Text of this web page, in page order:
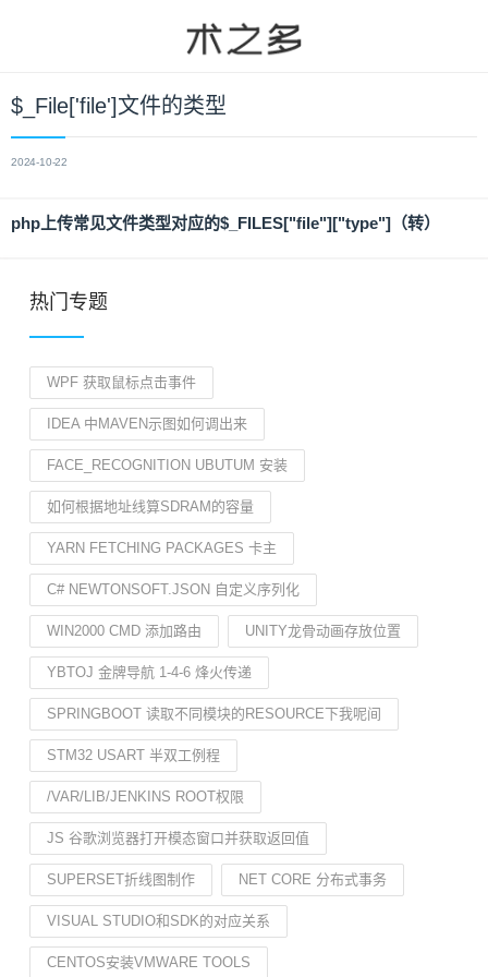
$_File['file']文件的类型
2024-10-22
php上传常见文件类型对应的$_FILES["file"]["type"]（转）
热门专题
WPF 获取鼠标点击事件
IDEA 中MAVEN示图如何调出来
FACE_RECOGNITION UBUTUM 安装
如何根据地址线算SDRAM的容量
YARN FETCHING PACKAGES 卡主
C# NEWTONSOFT.JSON 自定义序列化
WIN2000 CMD 添加路由 UNITY龙骨动画存放位置
YBTOJ 金牌导航 1-4-6 烽火传递
SPRINGBOOT 读取不同模块的RESOURCE下我呢间
STM32 USART 半双工例程
/VAR/LIB/JENKINS ROOT权限
JS 谷歌浏览器打开模态窗口并获取返回值
SUPERSET折线图制作 NET CORE 分布式事务
VISUAL STUDIO和SDK的对应关系
CENTOS安装VMWARE TOOLS